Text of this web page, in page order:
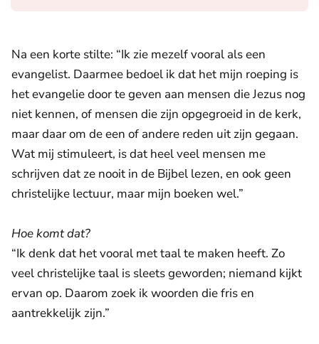
Na een korte stilte: “Ik zie mezelf vooral als een
evangelist. Daarmee bedoel ik dat het mijn roeping is
het evangelie door te geven aan mensen die Jezus nog
niet kennen, of mensen die zijn opgegroeid in de kerk,
maar daar om de een of andere reden uit zijn gegaan.
Wat mij stimuleert, is dat heel veel mensen me
schrijven dat ze nooit in de Bijbel lezen, en ook geen
christelijke lectuur, maar mijn boeken wel.”
Hoe komt dat?
“Ik denk dat het vooral met taal te maken heeft. Zo
veel christelijke taal is sleets geworden; niemand kijkt
ervan op. Daarom zoek ik woorden die fris en
aantrekkelijk zijn.”